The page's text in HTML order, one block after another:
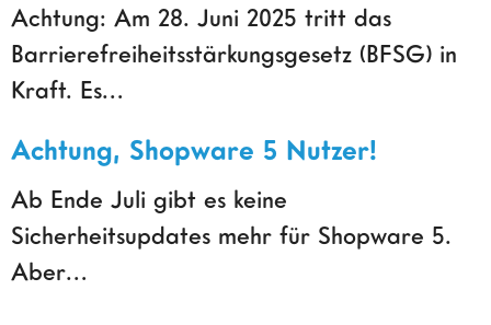
Achtung: Am 28. Juni 2025 tritt das
Barrierefreiheitsstärkungsgesetz (BFSG) in
Kraft. Es…
Achtung, Shopware 5 Nutzer!
Ab Ende Juli gibt es keine
Sicherheitsupdates mehr für Shopware 5.
Aber…